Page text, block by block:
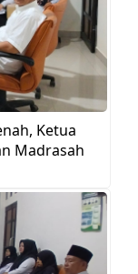
Ketua
Madrasah